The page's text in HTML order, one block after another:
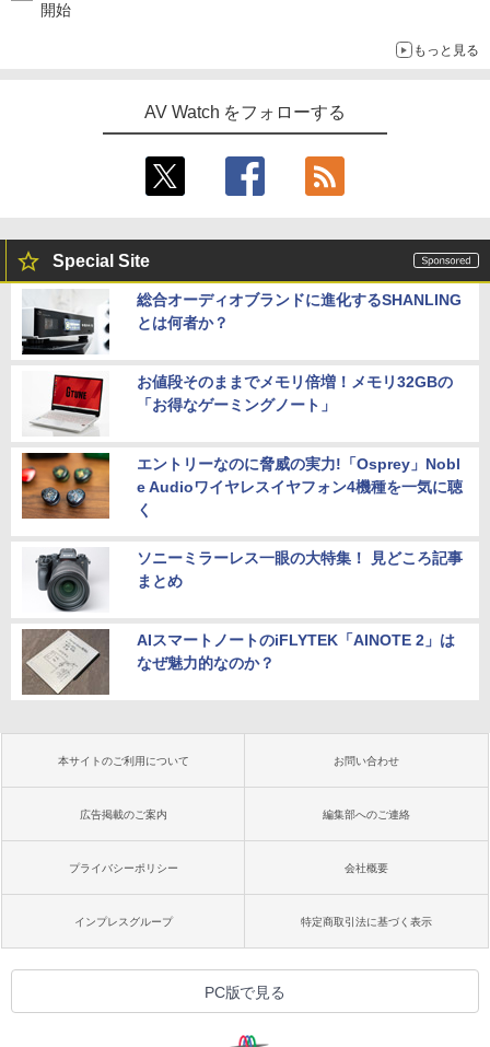
開始
もっと見る
AV Watch をフォローする
Special Site
総合オーディオブランドに進化するSHANLING
とは何者か？
お値段そのままでメモリ倍増！メモリ32GBの
「お得なゲーミングノート」
エントリーなのに脅威の実力!「Osprey」Nobl
e Audioワイヤレスイヤフォン4機種を一気に聴
く
ソニーミラーレス一眼の大特集！ 見どころ記事
まとめ
AIスマートノートのiFLYTEK「AINOTE 2」は
なぜ魅力的なのか？
本サイトのご利用について お問い合わせ
広告掲載のご案内 編集部へのご連絡
プライバシーポリシー 会社概要
インプレスグループ 特定商取引法に基づく表示
PC版で見る